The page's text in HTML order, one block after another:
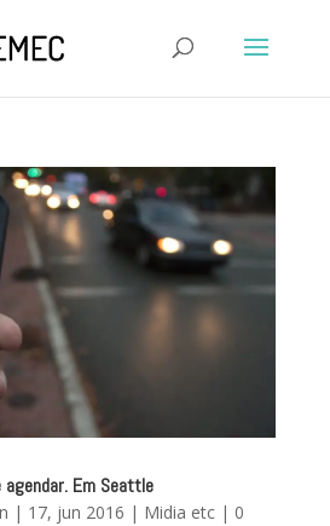
agendar. Em Seattle
| 17, jun 2016 | Midia etc| 0